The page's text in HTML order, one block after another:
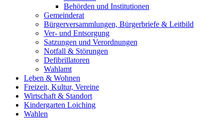
Behörden und Institutionen
Gemeinderat
Bürgerversammlungen, Bürgerbriefe & Leitbild
Ver- und Entsorgung
Satzungen und Verordnungen
Notfall & Störungen
Defibrillatoren
Wahlamt
Leben & Wohnen
Freizeit, Kultur, Vereine
Wirtschaft & Standort
Kindergarten Loiching
Wahlen